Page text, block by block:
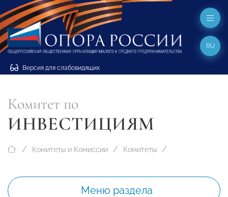
Версия для слабовидящих
RU
Комитет по
ИНВЕСТИЦИЯМ
Комитеты и Комиссии Комитеты
Меню раздела